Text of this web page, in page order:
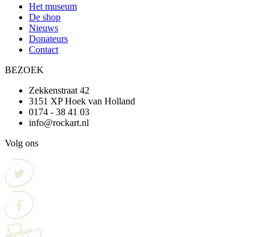
Het museum
De shop
Nieuws
Donateurs
Contact
BEZOEK
Zekkenstraat 42
3151 XP Hoek van Holland
0174 - 38 41 03
info@rockart.nl
Volg ons